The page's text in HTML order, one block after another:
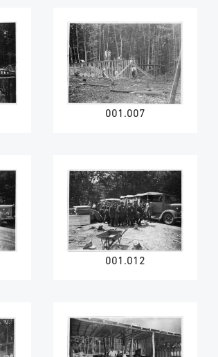
001.007
001.012